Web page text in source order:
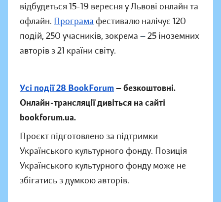
відбудеться 15-19 вересня у Львові онлайн та
офлайн. Програма фестивалю налічує 120
подій, 250 учасників, зокрема —25 іноземних
авторів з 21 країни світу.
Усі події 28 BookForum— безкоштовні.
Онлайн-трансляції дивіться на сайті
bookforum.ua.
Проєкт підготовлено за підтримки
Українського культурного фонду. Позиція
Українського культурного фонду може не
збігатись з думкою авторів.